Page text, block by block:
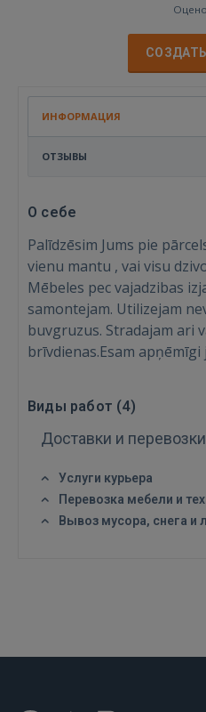
Войти
ИНФОРМАЦИЯ
ОТЗЫВЫ
О себе
Palīdzēsim Jums pie
vienu mantu , vai visu
Mēbeles pec vajadzibas
samontejam. Utilizejam
buvgruzus. Stradajam ari
brīvdienas.Esam apņēmīgi
Виды работ (4)
Доставки и перевозки
Услуги курьера
Перевозка мебели и
Вывоз мусора, снега и